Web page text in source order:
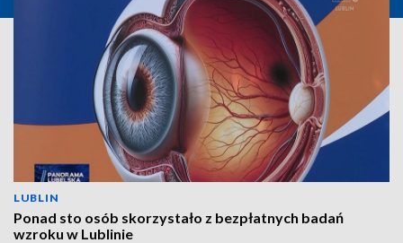
LUBLIN
Ponad sto osób skorzystało z bezpłatnych badań
wzroku w Lublinie